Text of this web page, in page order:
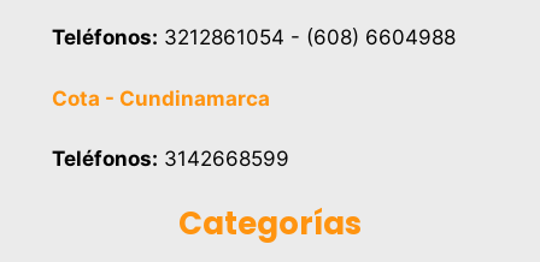
Teléfonos: 3212861054 - (608) 6604988
Cota - Cundinamarca
Teléfonos: 3142668599
Categorías